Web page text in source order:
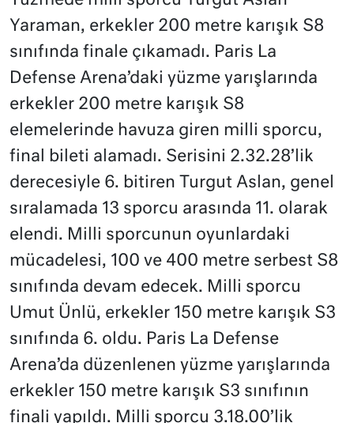
Yaraman, erkekler 200 metre karışık S8
sınıfında finale çıkamadı. Paris La
Defense Arena’daki yüzme yarışlarında
erkekler 200 metre karışık S8
elemelerinde havuza giren milli sporcu,
final bileti alamadı. Serisini 2.32.28’lik
derecesiyle 6. bitiren Turgut Aslan, genel
sıralamada 13 sporcu arasında 11. olarak
elendi. Milli sporcunun oyunlardaki
mücadelesi, 100 ve 400 metre serbest S8
sınıfında devam edecek. Milli sporcu
Umut Ünlü, erkekler 150 metre karışık S3
sınıfında 6. oldu. Paris La Defense
Arena’da düzenlenen yüzme yarışlarında
erkekler 150 metre karışık S3 sınıfının
finali yapıldı. Milli sporcu 3.18.00’lik